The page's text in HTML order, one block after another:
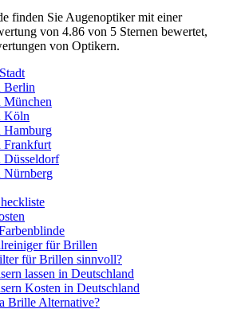
finden Sie Augenoptiker mit einer
von 4.86 von 5 Sternen bewertet,
von Optikern.
Berlin
Köln
Hamburg
Frankfurt
Nürnberg
für Brillen
für Brillen sinnvoll?
lassen in Deutschland
Kosten in Deutschland
Brille Alternative?